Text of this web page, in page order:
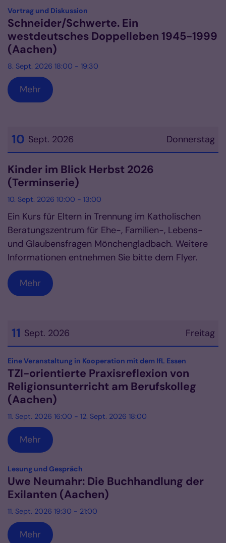
Datum: 8. September 2026
Vortrag und Diskussion
Schneider/Schwerte. Ein
westdeutsches Doppelleben 1945-1999
(Aachen)
8. Sept. 2026 18:00 - 19:30
Mehr
Donnerstag
10 Sept. 2026
Datum: 10. September 2026
Kinder im Blick Herbst 2026
(Terminserie)
10. Sept. 2026 10:00 - 13:00
Ein Kurs für Eltern in Trennung im Katholischen
Beratungszentrum für Ehe-, Familien-, Lebens-
und Glaubensfragen Mönchengladbach. Weitere
Informationen entnehmen Sie bitte dem Flyer.
Mehr
Freitag
11 Sept. 2026
Datum: 11. September 2026
Eine Veranstaltung in Kooperation mit dem IfL Essen
TZI-orientierte Praxisreflexion von
Religionsunterricht am Berufskolleg
(Aachen)
11. Sept. 2026 16:00 - 12. Sept. 2026 18:00
Mehr
Lesung und Gespräch
Uwe Neumahr: Die Buchhandlung der
Exilanten (Aachen)
11. Sept. 2026 19:30 - 21:00
Mehr